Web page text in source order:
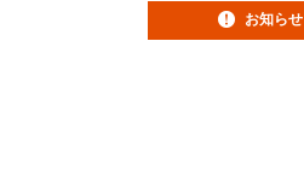
お知らせ